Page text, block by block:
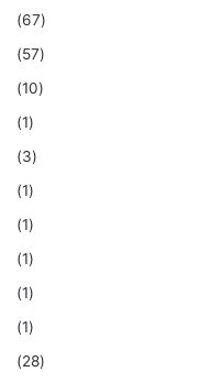
(67)
(57)
(10)
(1)
(3)
(1)
(1)
(1)
(1)
(1)
(28)